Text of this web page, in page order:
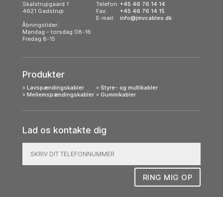
Skalstrupgaard 1
4621 Gadstrup
Telefon:
Fax:
E-mail:
+45 46 76 14 14
+45 46 76 14 15
info@jmvcables.dk
Åbningstider:
Mandag – torsdag 08-16
Fredag 8-15
Produkter
» Lavspændingskabler
» Mellemspændingskabler
» Styre- og multikabler
» Gummikabler
Lad os kontakte dig
RING MIG OP